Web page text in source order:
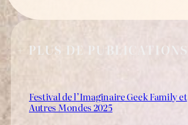
+ PLUS DE PUBLICATIONS
Festival de l’Imaginaire Geek Family et
Autres Mondes 2025